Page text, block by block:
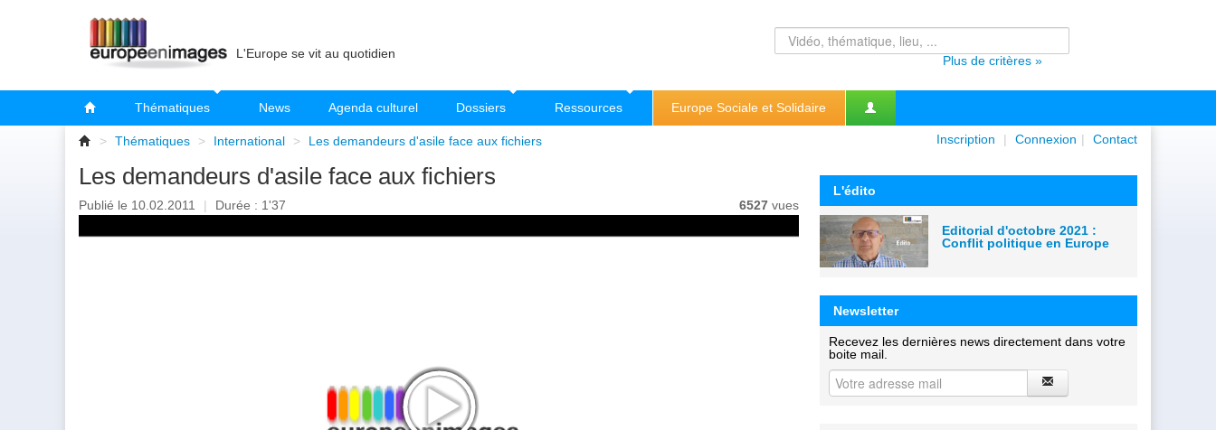
L'Europe se vit au quotidien Plus de critères »
Thématiques News Agenda culturel Dossiers Ressources Europe Sociale et Solidaire
> Thématiques > International > Les demandeurs d'asile face aux fichiers Inscription | Connexion | Contact
Les demandeurs d'asile face aux fichiers
Publié le 10.02.2011 | Durée : 1'37 6527vues
L'édito
Editorial d'octobre 2021 :
Conflit politique en Europe
Newsletter
Recevez les dernières news directement dans votre
boite mail.